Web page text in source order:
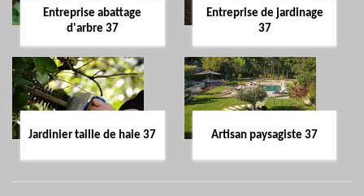
Entreprise abattage
d'arbre 37
Entreprise de jardinage
37
Jardinier taille de haie 37 Artisan paysagiste 37